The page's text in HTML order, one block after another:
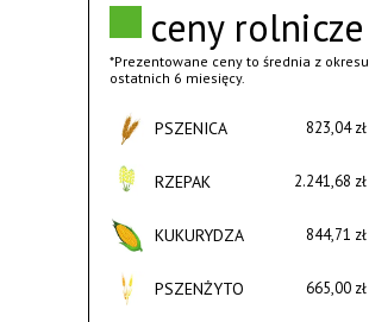
ceny rolnicze
*Prezentowane ceny to średnia z okresu
ostatnich 6 miesięcy.
PSZENICA 823,04 zł
RZEPAK 2.241,68 zł
KUKURYDZA 844,71 zł
PSZENŻYTO 665,00 zł